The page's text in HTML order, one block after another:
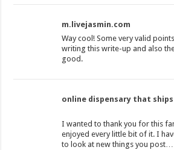
m.livejasmin.com
Way cool! Some very valid
writing this write-up and also
good.
online dispensary that
I wanted to thank you for this
enjoyed every little bit of it. I
to look at new things you post…